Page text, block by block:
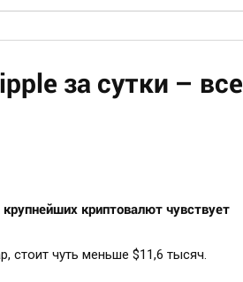
за сутки – все
криптовалют чувствует
стоит чуть меньше $11,6 тысяч.